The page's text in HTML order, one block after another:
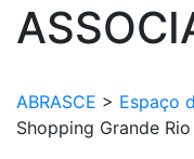
ABRASCE > Espaço
Shopping Grande